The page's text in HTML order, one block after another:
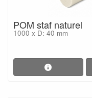
POM staf naturel
1000 x D: 40 mm